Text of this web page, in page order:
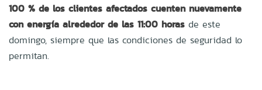
100 % de los clientes afectados cuenten nuevamente
con energía alrededor de las 11:00 horas de este
domingo, siempre que las condiciones de seguridad lo
permitan.